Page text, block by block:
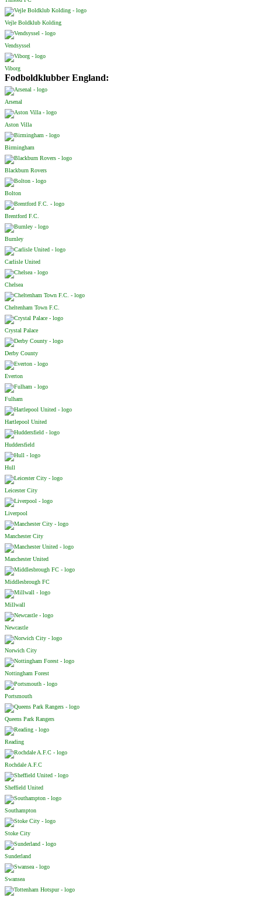
Vejle Boldklub Kolding
Vendsyssel
Viborg
Fodboldklubber England:
Arsenal
Aston Villa
Birmingham
Blackburn Rovers
Bolton
Brentford F.C.
Burnley
Carlisle United
Chelsea
Cheltenham Town F.C.
Crystal Palace
Derby County
Everton
Fulham
Hartlepool United
Huddersfield
Hull
Leicester City
Liverpool
Manchester City
Manchester United
Middlesbrough FC
Millwall
Newcastle
Norwich City
Nottingham Forest
Portsmouth
Queens Park Rangers
Reading
Rochdale A.F.C
Sheffield United
Southampton
Stoke City
Sunderland
Swansea